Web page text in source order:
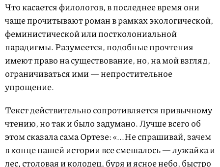
Что касается филологов, в последнее время они
чаще прочитывают роман в рамках экологической,
феминистической или постколониальной
парадигмы. Разумеется, подобные прочтения
имеют право на существование, но, на мой взгляд,
ограничиваться ими — непростительное
упрощение.
Текст действительно сопротивляется привычному
чтению, но так и было задумано. Лучше всего об
этом сказала сама Ортезе: «...Не спрашивай, зачем
в конце нашей истории все смешалось — лужайка и
лес, столовая и колодец, буря и ясное небо, быстро